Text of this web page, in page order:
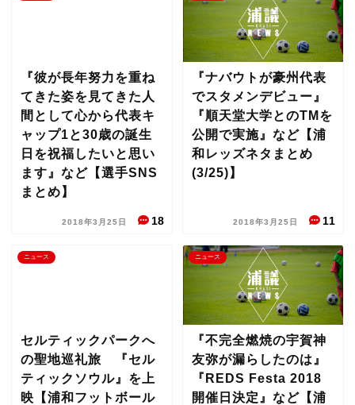
『彼が長年努力を重ね
てきた姿を見てきた人
間として心から代表キ
ャップ1と30歳の誕生
日を祝福したいと思い
ます』など【選手SNS
まとめ】
2018年3月25日 18
『ナバウトが豪州代表
でスタメンデビュー』
『順天堂大学とのTMを
公開で実施』など【浦
和レッズネタまとめ
(3/25)】
2018年3月25日 11
ニュース
セルティックパークへ
の聖地巡礼旅 『セル
ティックソウル』を上
映【浦和フットボール
ニュース
『不完全燃焼の宇賀神
友弥が漏らしたのは』
『REDS Festa 2018
開催日決定』など【浦